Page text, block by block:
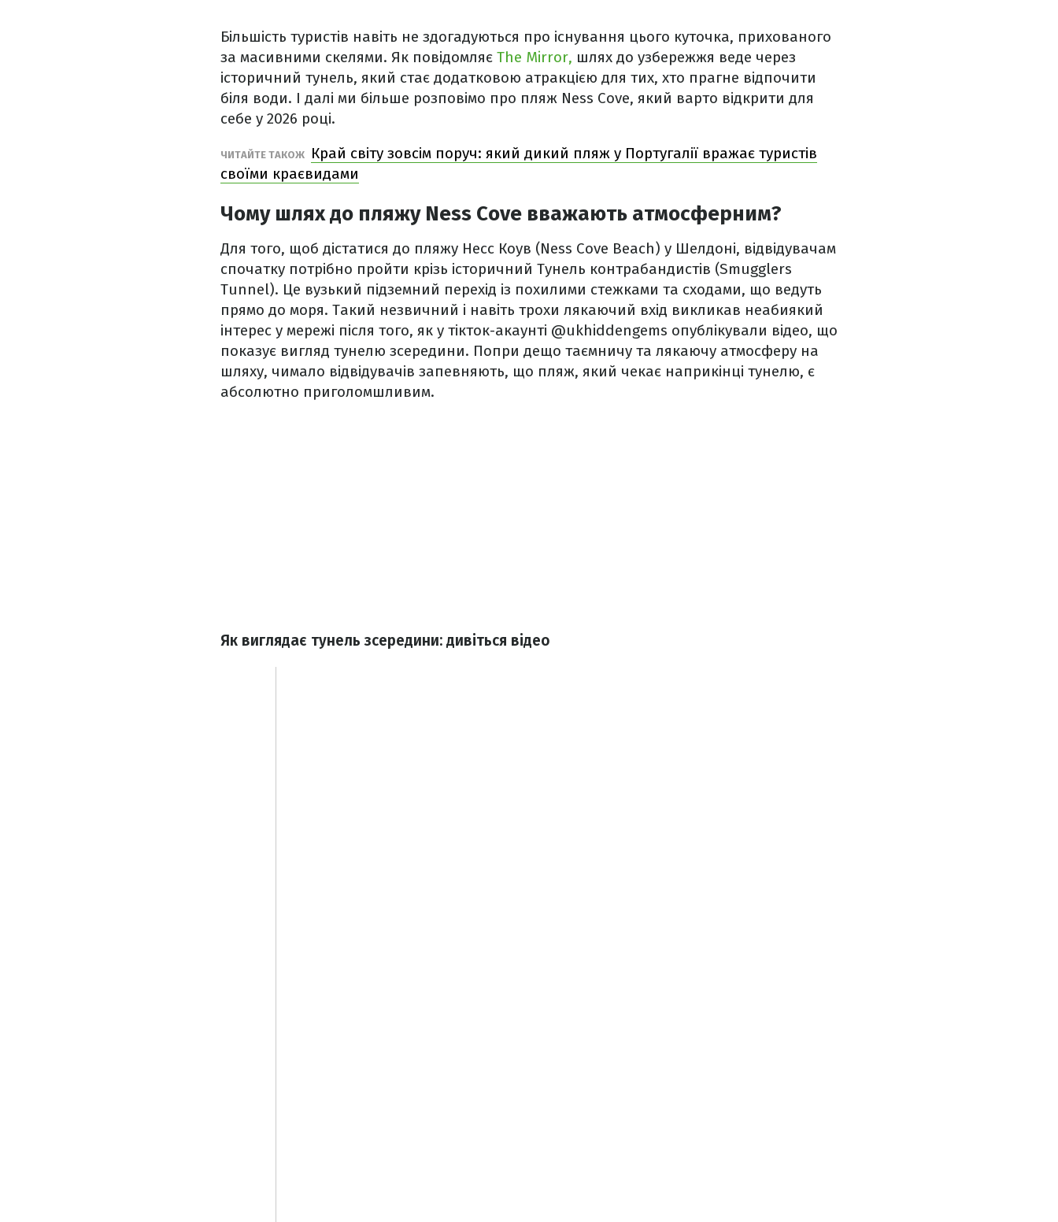
Більшість туристів навіть не здогадуються про існування цього куточка, прихованого
за масивними скелями. Як повідомляє The Mirror, шлях до узбережжя веде через
історичний тунель, який стає додатковою атракцією для тих, хто прагне відпочити
біля води. І далі ми більше розповімо про пляж Ness Cove, який варто відкрити для
себе у 2026 році.
ЧИТАЙТЕ ТАКОЖ
Край світу зовсім поруч: який дикий пляж у Португалії вражає туристів
своїми краєвидами
Чому шлях до пляжу Ness Cove вважають атмосферним?
Для того, щоб дістатися до пляжу Несс Коув (Ness Cove Beach) у Шелдоні, відвідувачам
спочатку потрібно пройти крізь історичний Тунель контрабандистів (Smugglers
Tunnel). Це вузький підземний перехід із похилими стежками та сходами, що ведуть
прямо до моря. Такий незвичний і навіть трохи лякаючий вхід викликав неабиякий
інтерес у мережі після того, як у тікток-акаунті @ukhiddengems опублікували відео, що
показує вигляд тунелю зсередини. Попри дещо таємничу та лякаючу атмосферу на
шляху, чимало відвідувачів запевняють, що пляж, який чекає наприкінці тунелю, є
абсолютно приголомшливим.
Як виглядає тунель зсередини: дивіться відео